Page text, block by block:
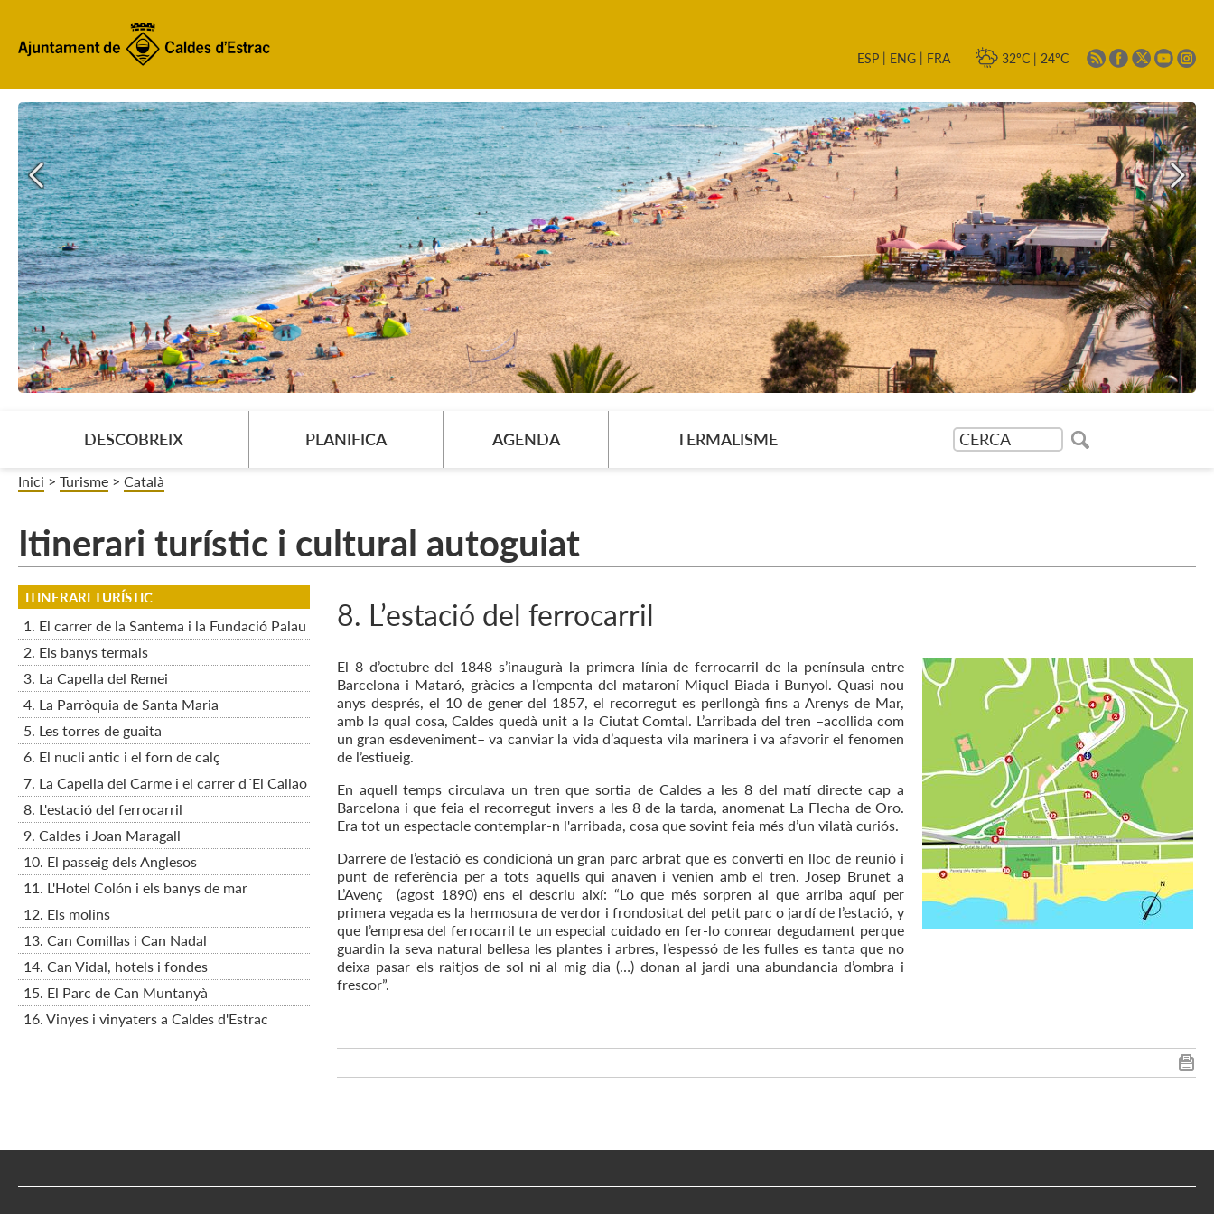
DESCOBREIX PLANIFICA AGENDA TERMALISME
ESP | ENG | FRA 32ºC | 24ºC
Inici > Turisme > Català
Itinerari turístic i cultural autoguiat
ITINERARI TURÍSTIC
1. El carrer de la Santema i la Fundació Palau
2. Els banys termals
3. La Capella del Remei
4. La Parròquia de Santa Maria
5. Les torres de guaita
6. El nucli antic i el forn de calç
7. La Capella del Carme i el carrer d´El Callao
8. L'estació del ferrocarril
9. Caldes i Joan Maragall
10. El passeig dels Anglesos
11. L'Hotel Colón i els banys de mar
12. Els molins
13. Can Comillas i Can Nadal
14. Can Vidal, hotels i fondes
15. El Parc de Can Muntanyà
16. Vinyes i vinyaters a Caldes d'Estrac
8. L’estació del ferrocarril
El 8 d’octubre del 1848 s’inaugurà la primera línia de ferrocarril de la península entre
Barcelona i Mataró, gràcies a l’empenta del mataroní Miquel Biada i Bunyol. Quasi nou
anys després, el 10 de gener del 1857, el recorregut es perllongà fins a Arenys de Mar,
amb la qual cosa, Caldes quedà unit a la Ciutat Comtal. L’arribada del tren –acollida com
un gran esdeveniment– va canviar la vida d’aquesta vila marinera i va afavorir el fenomen
de l’estiueig.
En aquell temps circulava un tren que sortia de Caldes a les 8 del matí directe cap a
Barcelona i que feia el recorregut invers a les 8 de la tarda, anomenat La Flecha de Oro.
Era tot un espectacle contemplar-n l'arribada, cosa que sovint feia més d’un vilatà curiós.
Darrere de l’estació es condicionà un gran parc arbrat que es convertí en lloc de reunió i
punt de referència per a tots aquells qui anaven i venien amb el tren. Josep Brunet a
L’Avenç (agost 1890) ens el descriu així: “Lo que més sorpren al que arriba aquí per
primera vegada es la hermosura de verdor i frondositat del petit parc o jardí de l’estació, y
que l’empresa del ferrocarril te un especial cuidado en fer-lo conrear degudament perque
guardin la seva natural bellesa les plantes i arbres, l’espessó de les fulles es tanta que no
deixa pasar els raitjos de sol ni al mig dia (…) donan al jardi una abundancia d’ombra i
frescor”.